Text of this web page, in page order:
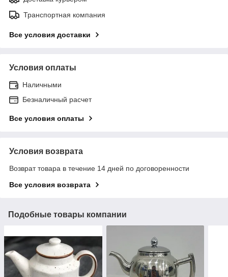
Транспортная компания
Все условия доставки
Условия оплаты
Наличными
Безналичный расчет
Все условия оплаты
Условия возврата
Возврат товара в течение 14 дней по договоренности
Все условия возврата
Подобные товары компании